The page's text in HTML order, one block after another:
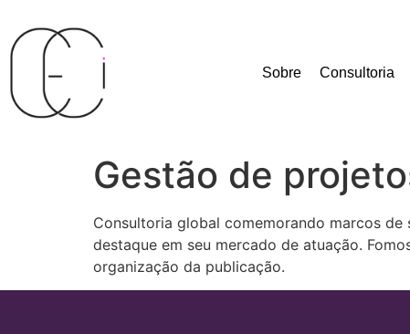
Sobre Consultoria
Gestão de
Consultoria global comemorando marcos
destaque em seu mercado de atuação.
organização da publicação.